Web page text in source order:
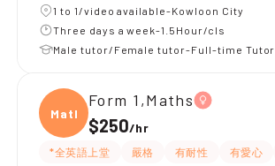
1 to 1/video available-Kowloon City
Three days a week-1.5Hour/cls
Male tutor/Female tutor-Full-time Tutor
Maths
Form 1,Maths
$250/hr
*全英語上堂 嚴格 有耐性 有愛心